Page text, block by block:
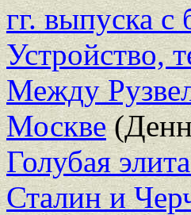
гг. выпуска
Устройство,
Между
Москве
Голубая
Сталин и